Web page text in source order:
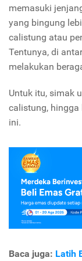
memasuki
yang bingung
calistung atau
Tentunya, di
melakukan
Untuk itu, simak
calistung, hingga
ini.
Baca juga: Latih